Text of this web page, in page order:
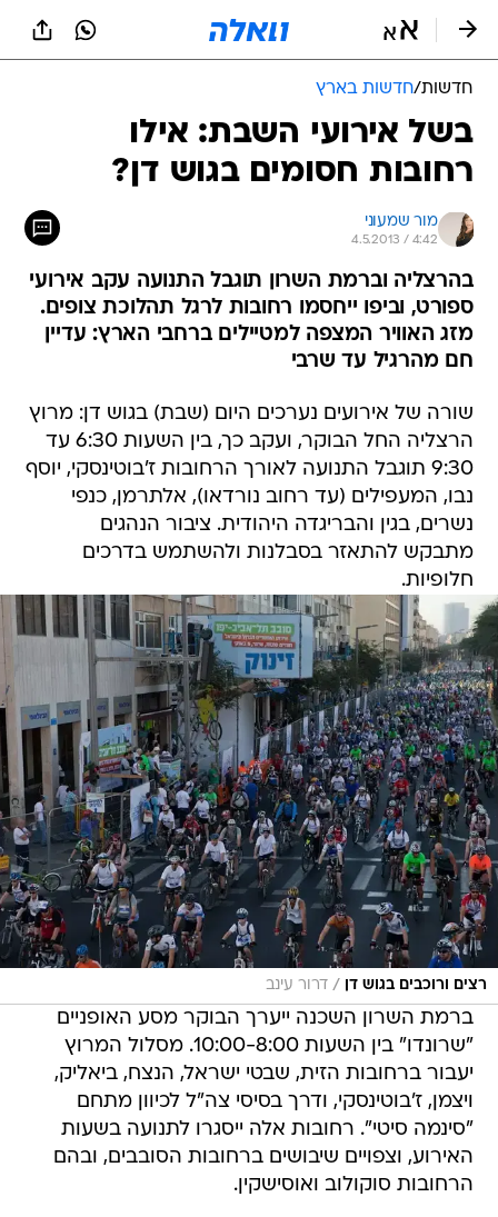
חדשות/חדשות בארץ
בשל אירועי השבת: אילו
רחובות חסומים בגוש דן?
מור שמעוני
4.5.2013 / 4:42
בהרצליה וברמת השרון תוגבל התנועה עקב אירועי
ספורט, וביפו ייחסמו רחובות לרגל תהלוכת צופים.
מזג האוויר המצפה למטיילים ברחבי הארץ: עדיין
חם מהרגיל עד שרבי
שורה של אירועים נערכים היום (שבת) בגוש דן: מרוץ
הרצליה החל הבוקר, ועקב כך, בין השעות 6:30 עד
9:30 תוגבל התנועה לאורך הרחובות ז'בוטינסקי, יוסף
נבו, המעפילים (עד רחוב נורדאו), אלתרמן, כנפי
נשרים, בגין והבריגדה היהודית. ציבור הנהגים
מתבקש להתאזר בסבלנות ולהשתמש בדרכים
חלופיות.
רצים ורוכבים בגוש דן / דרור עינב
ברמת השרון השכנה ייערך הבוקר מסע האופניים
"שרונדו" בין השעות 10:00-8:00. מסלול המרוץ
יעבור ברחובות הזית, שבטי ישראל, הנצח, ביאליק,
ויצמן, ז'בוטינסקי, ודרך בסיסי צה"ל לכיוון מתחם
"סינמה סיטי". רחובות אלה ייסגרו לתנועה בשעות
האירוע, וצפויים שיבושים ברחובות הסובבים, ובהם
הרחובות סוקולוב ואוסישקין.